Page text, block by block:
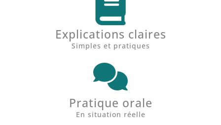
Explications claires
Simples et pratiques
Pratique orale
En situation réelle